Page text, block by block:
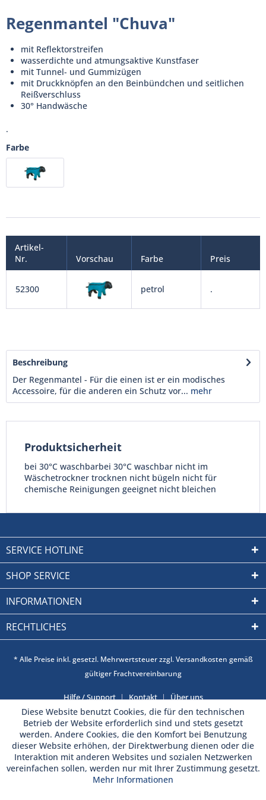
Regenmantel "Chuva"
mit Reflektorstreifen
wasserdichte und atmungsaktive Kunstfaser
mit Tunnel- und Gummizügen
mit Druckknöpfen an den Beinbündchen und seitlichen
Reißverschluss
30° Handwäsche
.
Farbe
Artikel-
Nr.
Vorschau Farbe Preis
52300 petrol .
Beschreibung
Der Regenmantel - Für die einen ist er ein modisches
Accessoire, für die anderen ein Schutz vor... mehr
Produktsicherheit
bei 30°C waschbarbei 30°C waschbar nicht im
Wäschetrockner trocknen nicht bügeln nicht für
chemische Reinigungen geeignet nicht bleichen
SERVICE HOTLINE
SHOP SERVICE
INFORMATIONEN
RECHTLICHES
* Alle Preise inkl. gesetzl. Mehrwertsteuer zzgl. Versandkosten gemäß
gültiger Frachtvereinbarung
Hilfe / Support Kontakt Über uns
Diese Website benutzt Cookies, die für den technischen
Betrieb der Website erforderlich sind und stets gesetzt
werden. Andere Cookies, die den Komfort bei Benutzung
dieser Website erhöhen, der Direktwerbung dienen oder die
Interaktion mit anderen Websites und sozialen Netzwerken
vereinfachen sollen, werden nur mit Ihrer Zustimmung gesetzt.
Mehr Informationen